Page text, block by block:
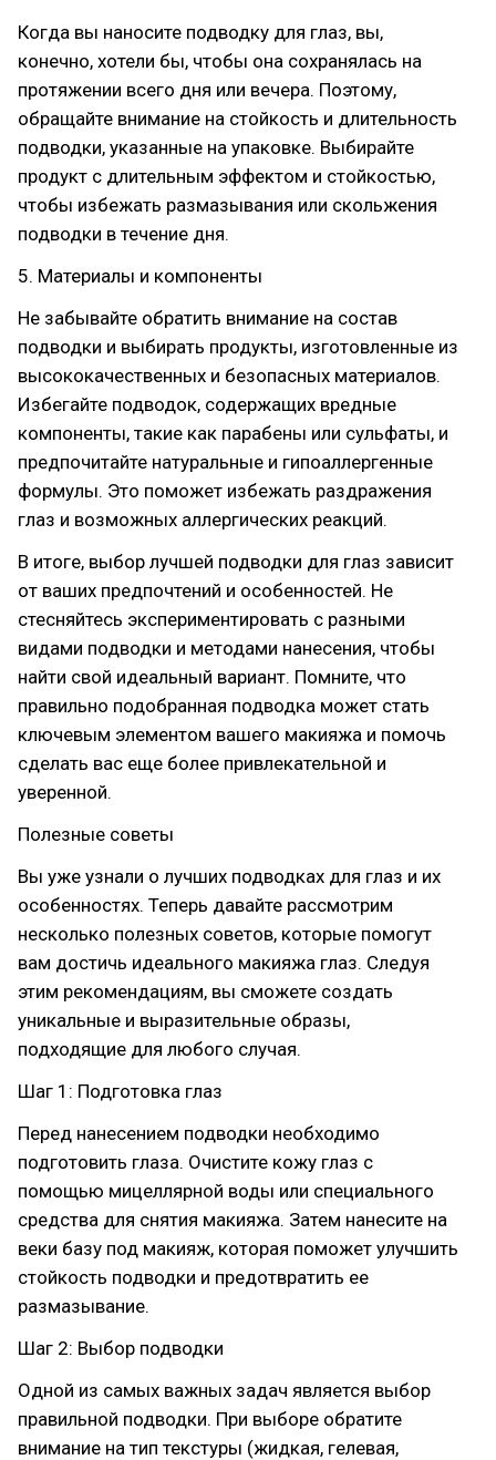
Когда вы наносите подводку для глаз, вы,
конечно, хотели бы, чтобы она сохранялась на
протяжении всего дня или вечера. Поэтому,
обращайте внимание на стойкость и длительность
подводки, указанные на упаковке. Выбирайте
продукт с длительным эффектом и стойкостью,
чтобы избежать размазывания или скольжения
подводки в течение дня.
5. Материалы и компоненты
Не забывайте обратить внимание на состав
подводки и выбирать продукты, изготовленные из
высококачественных и безопасных материалов.
Избегайте подводок, содержащих вредные
компоненты, такие как парабены или сульфаты, и
предпочитайте натуральные и гипоаллергенные
формулы. Это поможет избежать раздражения
глаз и возможных аллергических реакций.
В итоге, выбор лучшей подводки для глаз зависит
от ваших предпочтений и особенностей. Не
стесняйтесь экспериментировать с разными
видами подводки и методами нанесения, чтобы
найти свой идеальный вариант. Помните, что
правильно подобранная подводка может стать
ключевым элементом вашего макияжа и помочь
сделать вас еще более привлекательной и
уверенной.
Полезные советы
Вы уже узнали о лучших подводках для глаз и их
особенностях. Теперь давайте рассмотрим
несколько полезных советов, которые помогут
вам достичь идеального макияжа глаз. Следуя
этим рекомендациям, вы сможете создать
уникальные и выразительные образы,
подходящие для любого случая.
Шаг 1: Подготовка глаз
Перед нанесением подводки необходимо
подготовить глаза. Очистите кожу глаз с
помощью мицеллярной воды или специального
средства для снятия макияжа. Затем нанесите на
веки базу под макияж, которая поможет улучшить
стойкость подводки и предотвратить ее
размазывание.
Шаг 2: Выбор подводки
Одной из самых важных задач является выбор
правильной подводки. При выборе обратите
внимание на тип текстуры (жидкая, гелевая,